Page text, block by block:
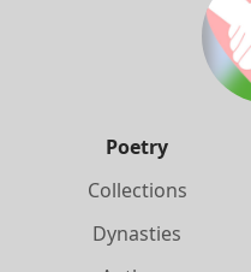
Poetry
Collections
Dynasties